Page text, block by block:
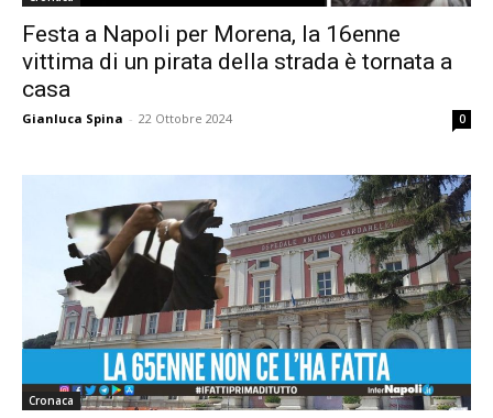
Festa a Napoli per Morena, la 16enne
vittima di un pirata della strada è tornata a
casa
Gianluca Spina - 22 Ottobre 2024 0
Cronaca